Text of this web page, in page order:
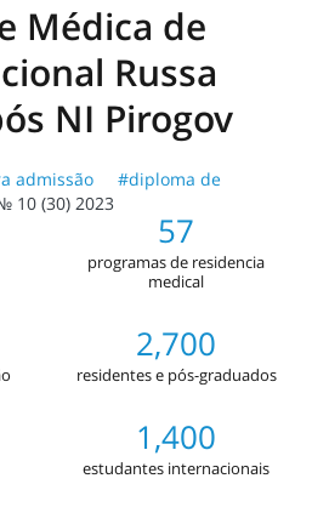
Médica de
Russa
NI Pirogov
admissão
#diploma de
10 (30) 2023
57
programas de residencia
medical
2,700
residentes e pós-graduados
1,400
estudantes internacionais